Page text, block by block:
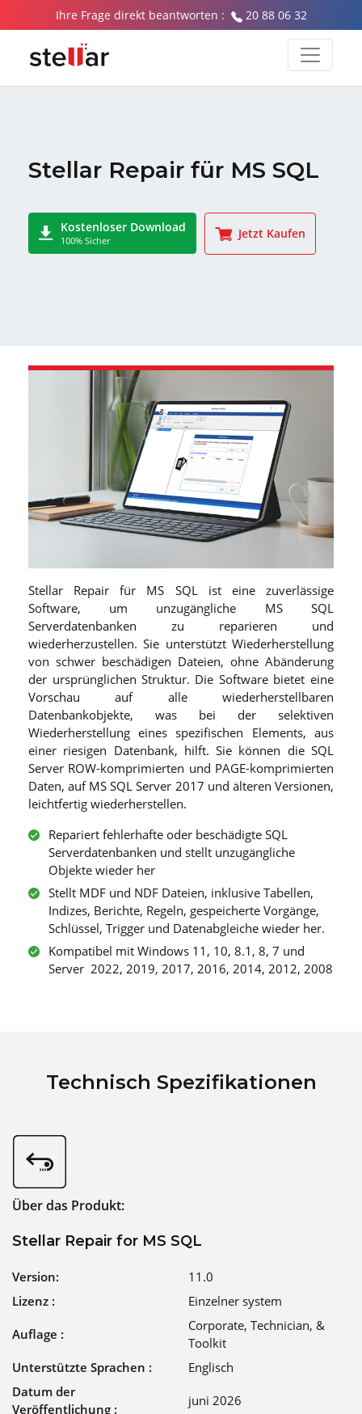
Ihre Frage direkt beantworten : 20 88 06 32
Stellar Repair für MS SQL
Kostenloser Download
100% Sicher
Jetzt Kaufen
Stellar Repair für MS SQL ist eine zuverlässige
Software, um unzugängliche MS SQL
Serverdatenbanken zu reparieren und
wiederherzustellen. Sie unterstützt Wiederherstellung
von schwer beschädigen Dateien, ohne Abänderung
der ursprünglichen Struktur. Die Software bietet eine
Vorschau auf alle wiederherstellbaren
Datenbankobjekte, was bei der selektiven
Wiederherstellung eines spezifischen Elements, aus
einer riesigen Datenbank, hilft. Sie können die SQL
Server ROW-komprimierten und PAGE-komprimierten
Daten, auf MS SQL Server 2017 und älteren Versionen,
leichtfertig wiederherstellen.
Repariert fehlerhafte oder beschädigte SQL
Serverdatenbanken und stellt unzugängliche
Objekte wieder her
Stellt MDF und NDF Dateien, inklusive Tabellen,
Indizes, Berichte, Regeln, gespeicherte Vorgänge,
Schlüssel, Trigger und Datenabgleiche wieder her.
Kompatibel mit Windows 11, 10, 8.1, 8, 7 und
Server 2022, 2019, 2017, 2016, 2014, 2012, 2008
Technisch Spezifikationen
Über das Produkt:
Stellar Repair for MS SQL
Version:
11.0
Lizenz :
Einzelner system
Auflage :
Corporate, Technician, &
Toolkit
Unterstützte Sprachen :
Englisch
Datum der
Veröffentlichung :
juni 2026